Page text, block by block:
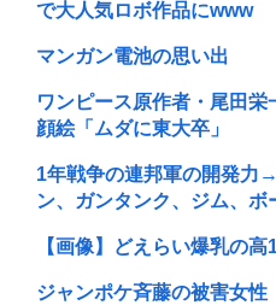
で大人気ロボ作品にwww
マンガン電池の思い出
ワンピース原作者・尾田
顔絵「ムダに東大卒」
1年戦争の連邦軍の開発力
ン、ガンタンク、ジム、ボ
【画像】どえらい爆乳の
ジャンポケ斉藤の被害女性